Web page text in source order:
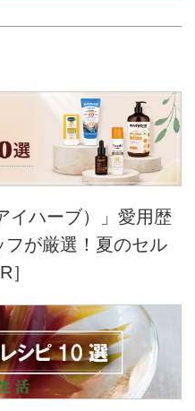
イハーブ）」愛用歴
が厳選！夏のセル
］